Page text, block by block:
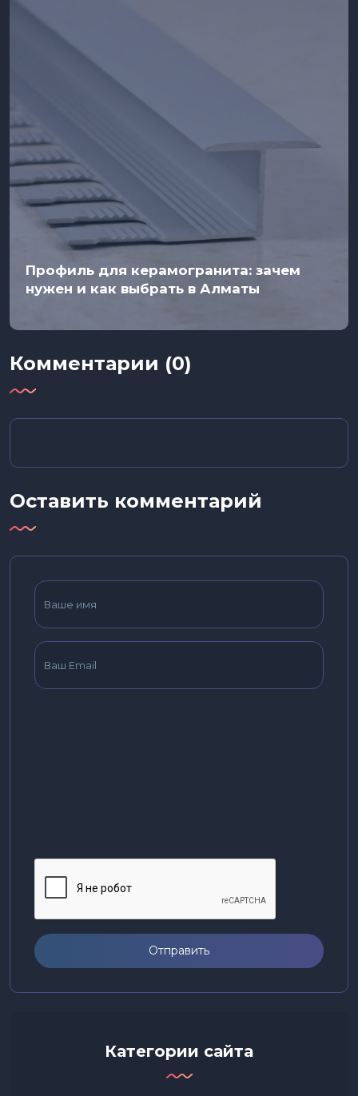
Профиль для керамогранита: зачем
нужен и как выбрать в Алматы
Комментарии (0)
Оставить комментарий
Отправить
Категории сайта